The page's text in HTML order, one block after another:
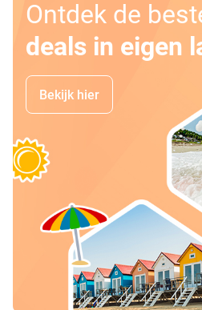
Ontdek de
deals in eigen
Bekijk hier